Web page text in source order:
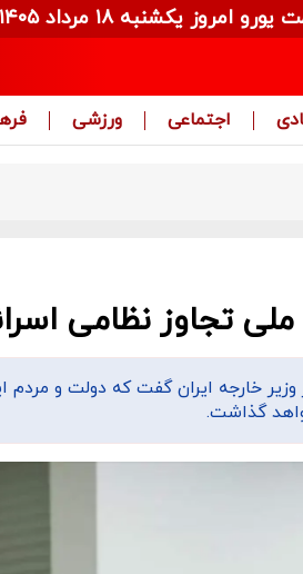
اجتماعی ورزشی
ملی تجاوز نظامی
خارجه ایران گفت که دولت و
گذاشت.
یکشنبه ۱۸ مرداد ۱۴۰۵ + جدول